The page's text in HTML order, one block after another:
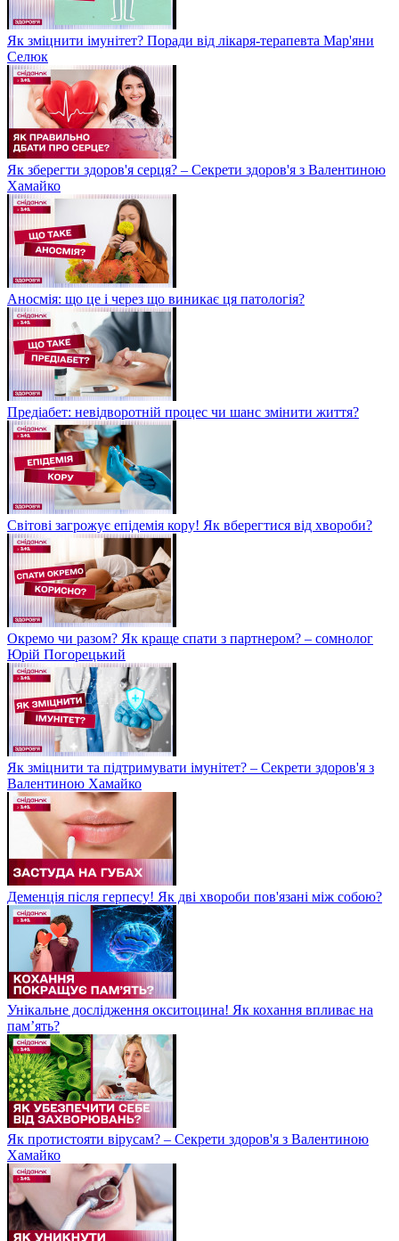
Як зміцнити імунітет? Поради від лікаря-терапевта Мар'яни
Селюк
Як зберегти здоров'я серця? – Секрети здоров'я з Валентиною
Хамайко
Аносмія: що це і через що виникає ця патологія?
Предіабет: невідворотній процес чи шанс змінити життя?
Світові загрожує епідемія кору! Як вберегтися від хвороби?
Окремо чи разом? Як краще спати з партнером? – сомнолог
Юрій Погорецький
Як зміцнити та підтримувати імунітет? – Секрети здоров'я з
Валентиною Хамайко
Деменція після герпесу! Як дві хвороби пов'язані між собою?
Унікальне дослідження окситоцина! Як кохання впливає на
пам’ять?
Як протистояти вірусам? – Секрети здоров'я з Валентиною
Хамайко